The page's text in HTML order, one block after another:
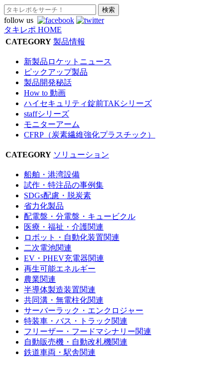
follow us
タキレポ HOME
CATEGORY 製品情報
新製品ロケットニュース
ピックアップ製品
製品開発秘話
How to 動画
ハイセキュリティ錠前TAKシリーズ
staffシリーズ
モニターアーム
CFRP（炭素繊維強化プラスチック）
CATEGORY ソリューション
船舶・港湾設備
試作・特注品の事例集
SDGs配慮・脱炭素
省力化製品
配電盤・分電盤・キュービクル
医療・福祉・介護関連
ロボット・自動化装置関連
二次電池関連
EV・PHEV充電器関連
再生可能エネルギー
農業関連
半導体製造装置関連
共同溝・無電柱化関連
サーバーラック・エンクロジャー
特装車・バス・トラック関連
フリーザー・フードマシナリー関連
自動販売機・自動改札機関連
鉄道車両・駅舎関連